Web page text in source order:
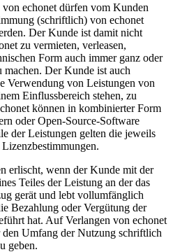
echonet dürfen vom Kunden
(schriftlich) von echonet
Der Kunde ist damit nicht
zu vermieten, verleasen,
Form auch immer ganz oder
Der Kunde ist auch
Verwendung von Leistungen von
Einflussbereich stehen, zu
können in kombinierter Form
oder Open-Source-Software
der Leistungen gelten die jeweils
erlischt, wenn der Kunde mit der
Teiles der Leistung an der das
gerät und lebt vollumfänglich
Bezahlung oder Vergütung der
hat. Auf Verlangen von echonet
Umfang der Nutzung schriftlich
geben.